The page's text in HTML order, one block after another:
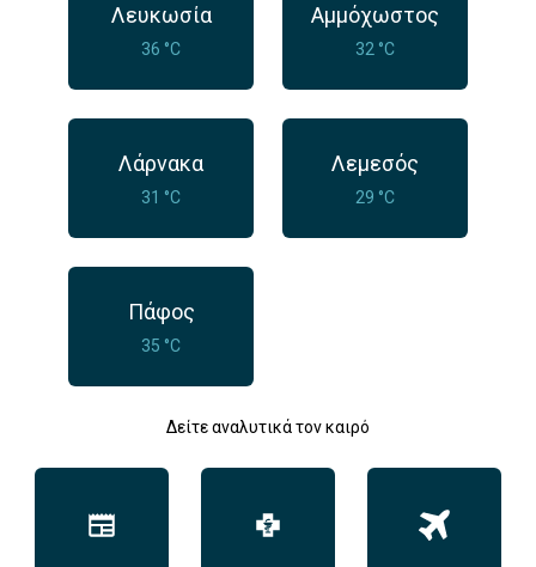
Λευκωσία
36 °C
Αμμόχωστος
32 °C
Λάρνακα
31 °C
Λεμεσός
29 °C
Πάφος
35 °C
Δείτε αναλυτικά τον καιρό